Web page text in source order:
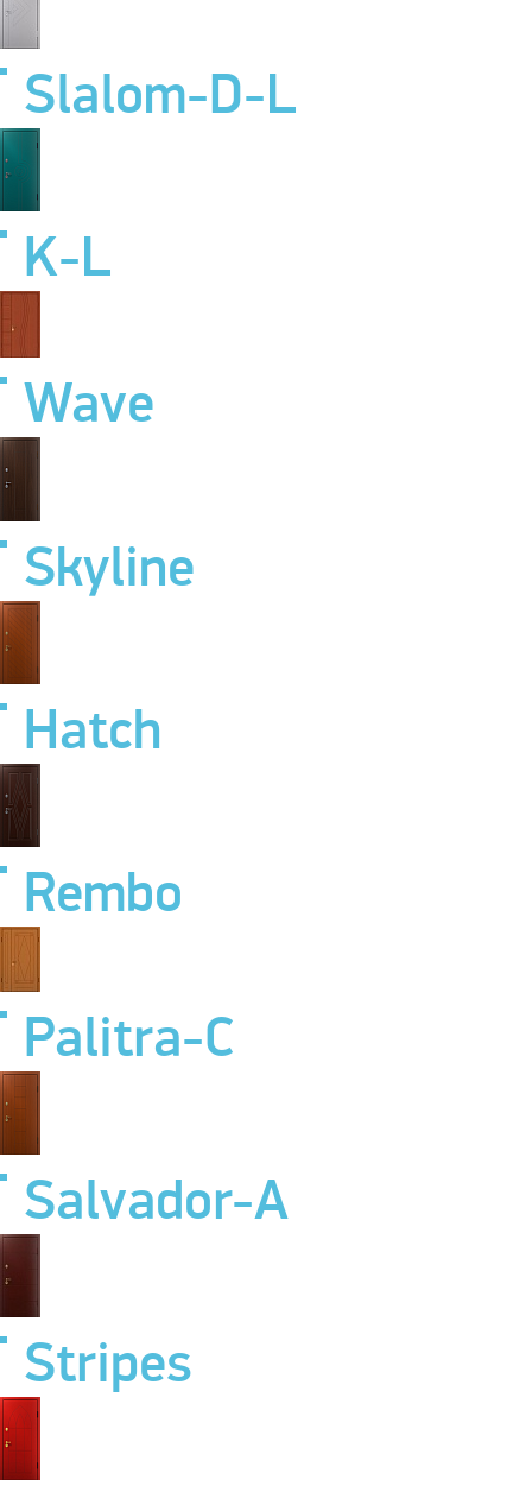
Slalom-D-L
K-L
Wave
Skyline
Hatch
Rembo
Palitra-C
Salvador-A
Stripes